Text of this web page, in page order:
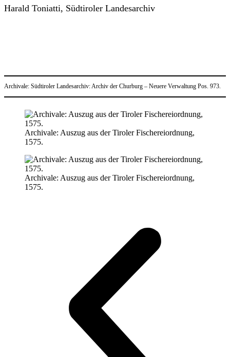
Harald Toniatti, Südtiroler Landesarchiv
Archivale: Südtiroler Landesarchiv: Archiv der Churburg – Neuere Verwaltung Pos. 973.
Archivale: Auszug aus der Tiroler Fischereiordnung,
1575.
Archivale: Auszug aus der Tiroler Fischereiordnung,
1575.